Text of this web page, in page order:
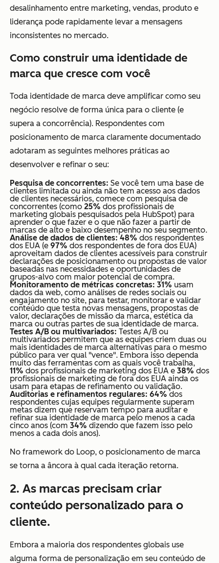
desalinhamento entre marketing, vendas, produto e
liderança pode rapidamente levar a mensagens
inconsistentes no mercado.
Como construir uma identidade de
marca que cresce com você
Toda identidade de marca deve amplificar como seu
negócio resolve de forma única para o cliente (e
supera a concorrência). Respondentes com
posicionamento de marca claramente documentado
adotaram as seguintes melhores práticas ao
desenvolver e refinar o seu:
Pesquisa de concorrentes: Se você tem uma base de
clientes limitada ou ainda não tem acesso aos dados
de clientes necessários, comece com pesquisa de
concorrentes (como 25% dos profissionais de
marketing globais pesquisados pela HubSpot) para
aprender o que fazer e o que não fazer a partir de
marcas de alto e baixo desempenho no seu segmento.
Análise de dados de clientes: 48% dos respondentes
dos EUA (e 97% dos respondentes de fora dos EUA)
aproveitam dados de clientes acessíveis para construir
declarações de posicionamento ou propostas de valor
baseadas nas necessidades e oportunidades de
grupos-alvo com maior potencial de compra.
Monitoramento de métricas concretas: 31% usam
dados da web, como análises de redes sociais ou
engajamento no site, para testar, monitorar e validar
conteúdo que testa novas mensagens, propostas de
valor, declarações de missão da marca, estética da
marca ou outras partes de sua identidade de marca.
Testes A/B ou multivariados: Testes A/B ou
multivariados permitem que as equipes criem duas ou
mais identidades de marca alternativas para o mesmo
público para ver qual "vence". Embora isso dependa
muito das ferramentas com as quais você trabalha,
11% dos profissionais de marketing dos EUA e 38% dos
profissionais de marketing de fora dos EUA ainda os
usam para etapas de refinamento ou validação.
Auditorias e refinamentos regulares: 64% dos
respondentes cujas equipes regularmente superam
metas dizem que reservam tempo para auditar e
refinar sua identidade de marca pelo menos a cada
cinco anos (com 34% dizendo que fazem isso pelo
menos a cada dois anos).
No framework do Loop, o posicionamento de marca
se torna a âncora à qual cada iteração retorna.
2. As marcas precisam criar
conteúdo personalizado para o
cliente.
Embora a maioria dos respondentes globais use
alguma forma de personalização em seu conteúdo de